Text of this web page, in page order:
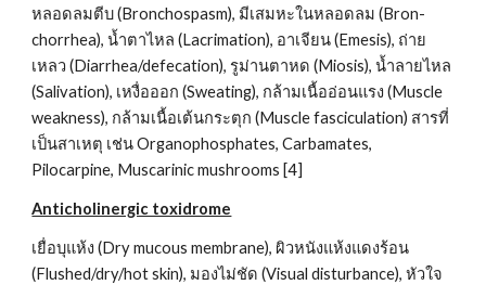
หลอดลมตีบ (Bronchospasm), มีเสมหะในหลอดลม (Bron-
chorrhea), น้ำตาไหล (Lacrimation), อาเจียน (Emesis), ถ่าย
เหลว (Diarrhea/defecation), รูม่านตาหด (Miosis), น้ำลายไหล
(Salivation), เหงื่อออก (Sweating), กล้ามเนื้ออ่อนแรง (Muscle
weakness), กล้ามเนื้อเต้นกระตุก (Muscle fasciculation) สารที่
เป็นสาเหตุ เช่น Organophosphates, Carbamates,
Pilocarpine, Muscarinic mushrooms [4]
Anticholinergic toxidrome
เยื่อบุแห้ง (Dry mucous membrane), ผิวหนังแห้งแดงร้อน
(Flushed/dry/hot skin), มองไม่ชัด (Visual disturbance), หัวใจ